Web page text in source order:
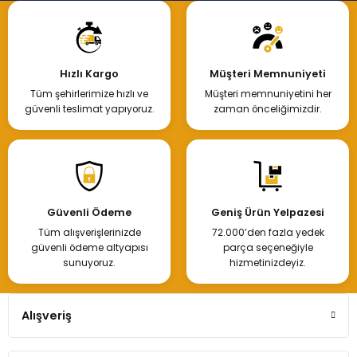
Hızlı Kargo
Tüm şehirlerimize hızlı ve
güvenli teslimat yapıyoruz.
Müşteri Memnuniyeti
Müşteri memnuniyetini her
zaman önceliğimizdir.
Güvenli Ödeme
Tüm alışverişlerinizde
güvenli ödeme altyapısı
sunuyoruz.
Geniş Ürün Yelpazesi
72.000’den fazla yedek
parça seçeneğiyle
hizmetinizdeyiz.
Alışveriş